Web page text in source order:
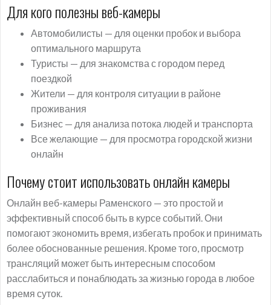
Для кого полезны веб-камеры
Автомобилисты — для оценки пробок и выбора
оптимального маршрута
Туристы — для знакомства с городом перед
поездкой
Жители — для контроля ситуации в районе
проживания
Бизнес — для анализа потока людей и транспорта
Все желающие — для просмотра городской жизни
онлайн
Почему стоит использовать онлайн камеры
Онлайн веб-камеры Раменского — это простой и
эффективный способ быть в курсе событий. Они
помогают экономить время, избегать пробок и принимать
более обоснованные решения. Кроме того, просмотр
трансляций может быть интересным способом
расслабиться и понаблюдать за жизнью города в любое
время суток.